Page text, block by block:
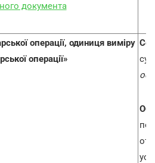
документа
операції, одиниця виміру
операції»